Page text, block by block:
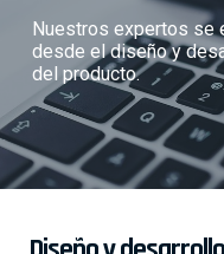
Nuestros expertos se
desde el diseño y
del producto.